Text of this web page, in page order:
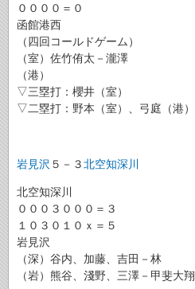
００００＝０
函館港西
（四回コールドゲーム）
（室）佐竹侑太－瀧澤
（港）
▽三塁打：櫻井（室）
▽二塁打：野本（室）、弓庭（港）
岩見沢 ５－３北空知深川
北空知深川
０００３０００＝３
１０３０１０ｘ＝５
岩見沢
（深）谷内、加藤、吉田－林
（岩）熊谷、淺野、三澤－甲斐大翔